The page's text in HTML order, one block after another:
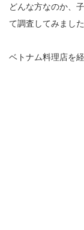
どんな方なのか、
て調査してみました
ベトナム料理店を